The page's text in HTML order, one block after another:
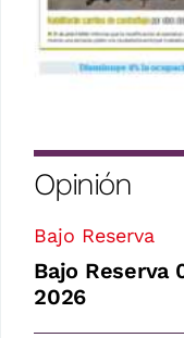
Opinión
Bajo Reserva
Bajo Reserva
2026